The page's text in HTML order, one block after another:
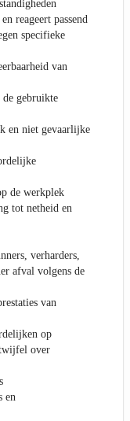
reageert passend
specifieke
van
de gebruikte
en niet gevaarlijke
de werkplek
tot netheid en
verharders,
afval volgens de
van
op
over
en